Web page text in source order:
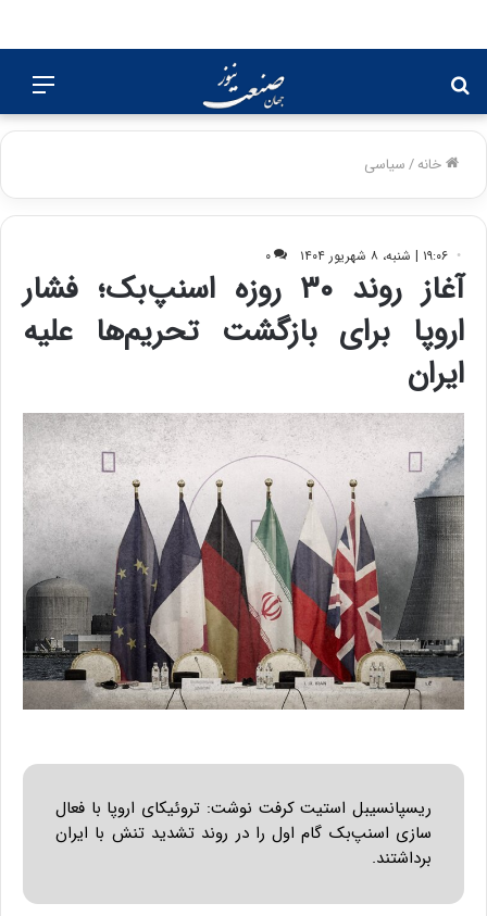
برای
خانه/سیاسی
۱۹:۰۶ | شنبه، ۸ شهریور ۱۴۰۴ ۰
آغاز روند ۳۰ روزه اسنپ‌بک؛ فشار
اروپا برای بازگشت تحریم‌ها علیه
ایران
ریسپانسیبل استیت کرفت نوشت: تروئیکای اروپا با فعال
سازی اسنپ‌بک گام اول را در روند تشدید تنش با ایران
برداشتند.